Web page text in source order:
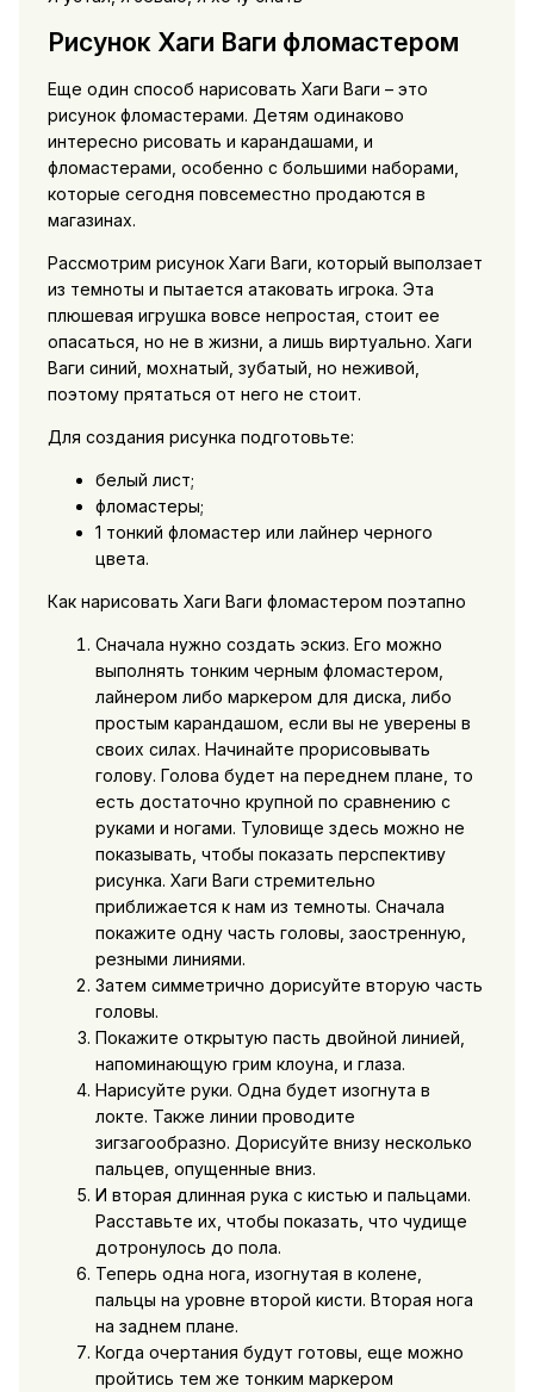
Рисунок Хаги Ваги фломастером
Еще один способ нарисовать Хаги Ваги – это
рисунок фломастерами. Детям одинаково
интересно рисовать и карандашами, и
фломастерами, особенно с большими наборами,
которые сегодня повсеместно продаются в
магазинах.
Рассмотрим рисунок Хаги Ваги, который выползает
из темноты и пытается атаковать игрока. Эта
плюшевая игрушка вовсе непростая, стоит ее
опасаться, но не в жизни, а лишь виртуально. Хаги
Ваги синий, мохнатый, зубатый, но неживой,
поэтому прятаться от него не стоит.
Для создания рисунка подготовьте:
белый лист;
фломастеры;
1 тонкий фломастер или лайнер черного
цвета.
Как нарисовать Хаги Ваги фломастером поэтапно
Сначала нужно создать эскиз. Его можно
выполнять тонким черным фломастером,
лайнером либо маркером для диска, либо
простым карандашом, если вы не уверены в
своих силах. Начинайте прорисовывать
голову. Голова будет на переднем плане, то
есть достаточно крупной по сравнению с
руками и ногами. Туловище здесь можно не
показывать, чтобы показать перспективу
рисунка. Хаги Ваги стремительно
приближается к нам из темноты. Сначала
покажите одну часть головы, заостренную,
резными линиями.
Затем симметрично дорисуйте вторую часть
головы.
Покажите открытую пасть двойной линией,
напоминающую грим клоуна, и глаза.
Нарисуйте руки. Одна будет изогнута в
локте. Также линии проводите
зигзагообразно. Дорисуйте внизу несколько
пальцев, опущенные вниз.
И вторая длинная рука с кистью и пальцами.
Расставьте их, чтобы показать, что чудище
дотронулось до пола.
Теперь одна нога, изогнутая в колене,
пальцы на уровне второй кисти. Вторая нога
на заднем плане.
Когда очертания будут готовы, еще можно
пройтись тем же тонким маркером